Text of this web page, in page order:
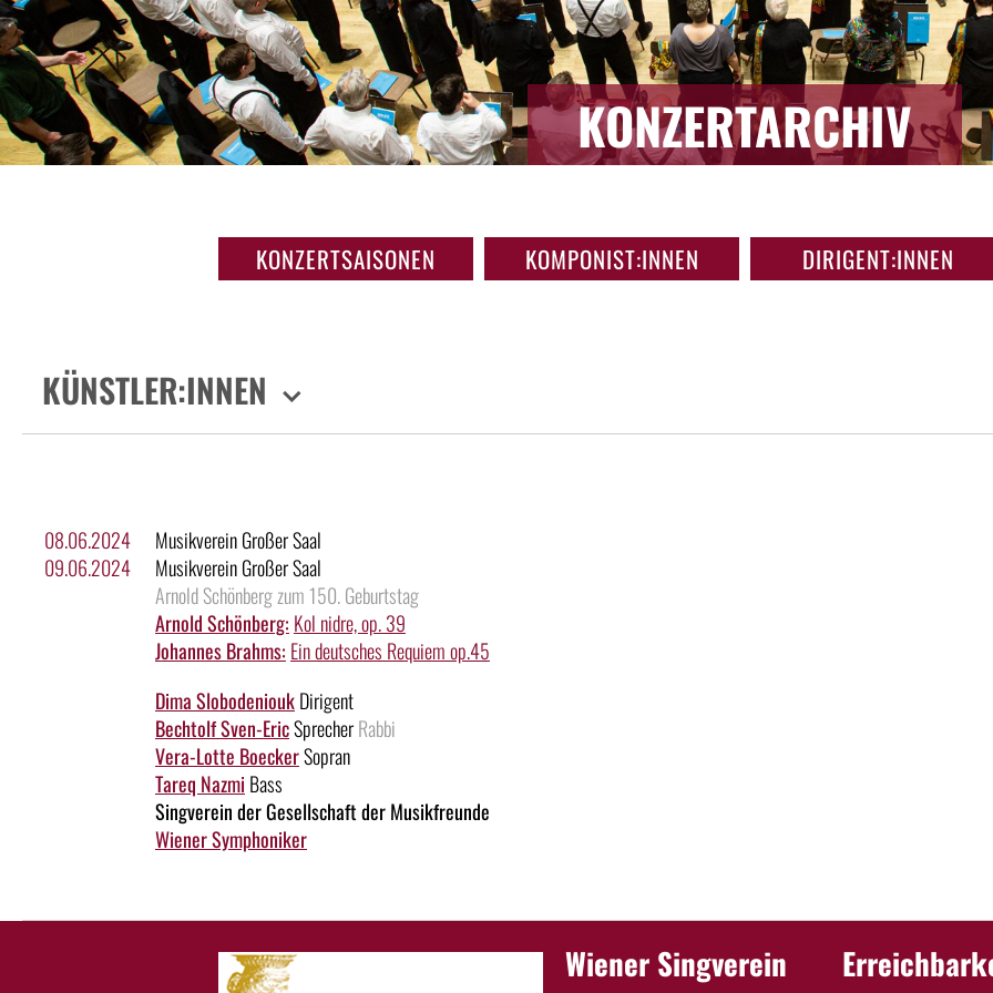
KONZERTARCHIV
KONZERTSAISONEN KOMPONIST:INNEN DIRIGENT:INNEN
KÜNSTLER:INNEN
08.06.2024
Musikverein Großer Saal
09.06.2024
Musikverein Großer Saal
Arnold Schönberg zum 150. Geburtstag
Arnold Schönberg: Kol nidre, op. 39
Johannes Brahms: Ein deutsches Requiem op.45
Dima SlobodenioukDirigent
Bechtolf Sven-EricSprecherRabbi
Vera-Lotte BoeckerSopran
Tareq Nazmi Bass
Singverein der Gesellschaft der Musikfreunde
Wiener Symphoniker
Wiener Singverein